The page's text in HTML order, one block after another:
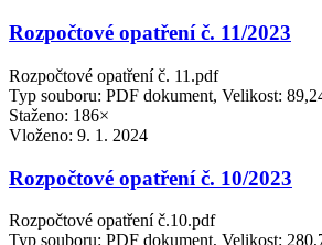
Rozpočtové opatření č. 11/2023
Rozpočtové opatření č. 11.pdf
Typ souboru: PDF dokument, Velikost:
Staženo: 186×
Vloženo: 9. 1. 2024
Rozpočtové opatření č. 10/2023
Rozpočtové opatření č.10.pdf
Typ souboru: PDF dokument, Velikost: